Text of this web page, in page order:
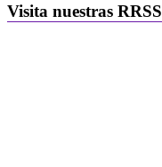
Visita nuestras RRSS